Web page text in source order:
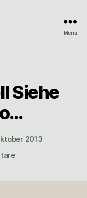
Menü
Siehe
2013
zu